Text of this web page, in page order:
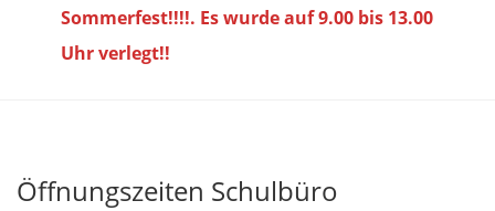
Sommerfest!!!!. Es wurde auf 9.00 bis 13.00
Uhr verlegt!!
Öffnungszeiten Schulbüro